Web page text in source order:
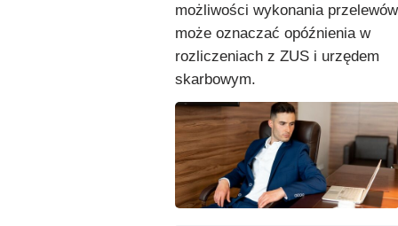
możliwości wykonania przelewów
może oznaczać opóźnienia w
rozliczeniach z ZUS i urzędem
skarbowym.